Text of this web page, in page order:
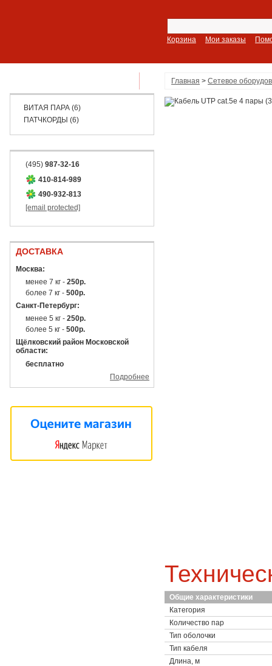
Корзина Мои заказы
ВИТАЯ ПАРА (6)
ПАТЧКОРДЫ (6)
(495) 987-32-16
410-814-989
490-932-813
[email protected]
ДОСТАВКА
Москва:
менее 7 кг - 250р.
более 7 кг - 500р.
Санкт-Петербург:
менее 5 кг - 250р.
более 5 кг - 500р.
Щёлковский район Московской
области:
бесплатно
Подробнее
Главная >Сетевое
Общие характеристики
Категория
Количество пар
Тип оболочки
Тип кабеля
Длина, м